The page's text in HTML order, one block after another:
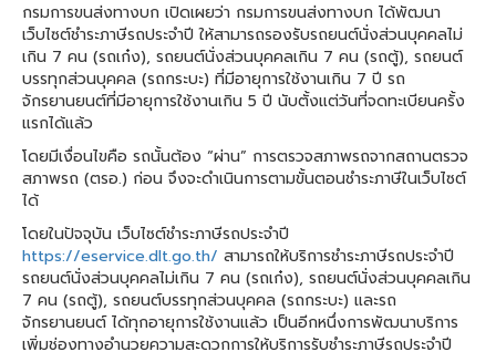
กรมการขนส่งทางบก เปิดเผยว่า กรมการขนส่งทางบก ได้พัฒนา
เว็บไซต์ชำระภาษีรถประจำปี ให้สามารถรองรับรถยนต์นั่งส่วนบุคคลไม่
เกิน 7 คน (รถเก๋ง), รถยนต์นั่งส่วนบุคคลเกิน 7 คน (รถตู้), รถยนต์
บรรทุกส่วนบุคคล (รถกระบะ) ที่มีอายุการใช้งานเกิน 7 ปี รถ
จักรยานยนต์ที่มีอายุการใช้งานเกิน 5 ปี นับตั้งแต่วันที่จดทะเบียนครั้ง
แรกได้แล้ว
โดยมีเงื่อนไขคือ รถนั้นต้อง “ผ่าน” การตรวจสภาพรถจากสถานตรวจ
สภาพรถ (ตรอ.) ก่อน จึงจะดำเนินการตามขั้นตอนชำระภาษีในเว็บไซต์
ได้
โดยในปัจจุบัน เว็บไซต์ชำระภาษีรถประจำปี
https://eservice.dlt.go.th/ สามารถให้บริการชำระภาษีรถประจำปี
รถยนต์นั่งส่วนบุคคลไม่เกิน 7 คน (รถเก๋ง), รถยนต์นั่งส่วนบุคคลเกิน
7 คน (รถตู้), รถยนต์บรรทุกส่วนบุคคล (รถกระบะ) และรถ
จักรยานยนต์ ได้ทุกอายุการใช้งานแล้ว เป็นอีกหนึ่งการพัฒนาบริการ
เพิ่มช่องทางอำนวยความสะดวกการให้บริการรับชำระภาษีรถประจำปี